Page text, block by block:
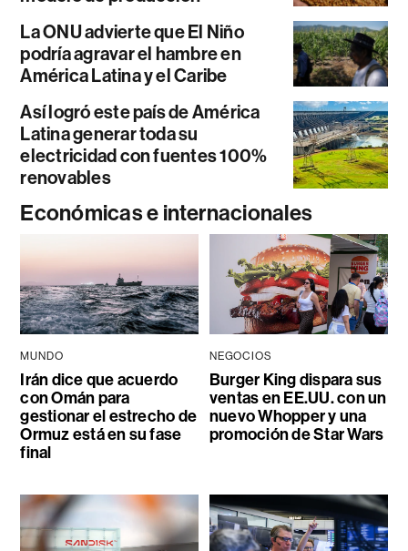
La ONU advierte que El Niño
podría agravar el hambre en
América Latina y el Caribe
Así logró este país de América
Latina generar toda su
electricidad con fuentes 100%
renovables
Económicas e internacionales
MUNDO
Irán dice que acuerdo
con Omán para
gestionar el estrecho de
Ormuz está en su fase
final
NEGOCIOS
Burger King dispara sus
ventas en EE.UU. con un
nuevo Whopper y una
promoción de Star Wars